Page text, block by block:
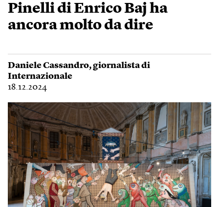
Pinelli di Enrico Baj ha
ancora molto da dire
Daniele Cassandro, giornalista di
Internazionale
18.12.2024